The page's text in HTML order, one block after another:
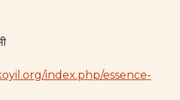
index.php/essence-